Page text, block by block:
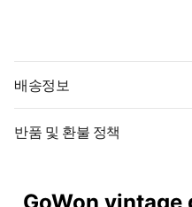
배송정보
반품 및 환불 정책
GoWon vintage